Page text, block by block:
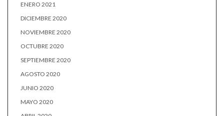
ENERO 2021
DICIEMBRE 2020
NOVIEMBRE 2020
OCTUBRE 2020
SEPTIEMBRE 2020
AGOSTO 2020
JUNIO 2020
MAYO 2020